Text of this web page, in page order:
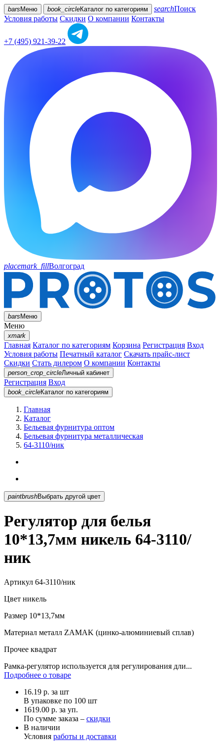
bars Меню book_circleКаталог по категориям searchПоиск
Условия работы Скидки О компании Контакты
+7 (495) 921-39-22
placemark_fillВолгоград
barsМеню
Меню
xmark
Главная Каталог по категориям Корзина Регистрация Вход
Условия работы Печатный каталог Скачать прайс-лист
Скидки Стать дилером О компании Контакты
person_crop_circleЛичный кабинет
Регистрация Вход
book_circleКаталог по категориям
Главная
Каталог
Бельевая фурнитура оптом
Бельевая фурнитура металлическая
64-3110/ник
paintbrush Выбрать другой цвет
Регулятор для белья
10*13,7мм никель 64-3110/
ник
Артикул 64-3110/ник
Цвет никель
Размер 10*13,7мм
Материал металл ZAMAK (цинко-алюминиевый сплав)
Прочее квадрат
Рамка-регулятор используется для регулирования дли...
Подробнее о товаре
16.19 р. за шт
В упаковке по 100 шт
1619.00 р. за уп.
По сумме заказа – скидки
В наличии
Условия работы и доставки